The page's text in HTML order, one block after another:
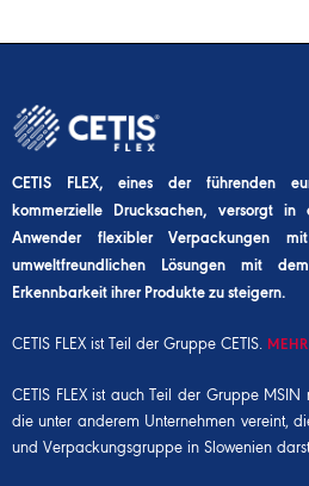
CETIS FLEX, eines der führenden
kommerzielle Drucksachen, versorgt in
Anwender flexibler Verpackungen
umweltfreundlichen Lösungen mit
Erkennbarkeit ihrer Produkte zu steigern.
CETIS FLEX ist Teil der Gruppe CETIS.
CETIS FLEX ist auch Teil der Gruppe MSIN
die unter anderem Unternehmen vereint,
und Verpackungsgruppe in Slowenien